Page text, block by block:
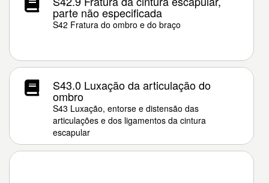
parte não especificada
S42 Fratura do ombro e do braço
S43.0 Luxação da articulação do
ombro
S43 Luxação, entorse e distensão das
articulações e dos ligamentos da cintura
escapular